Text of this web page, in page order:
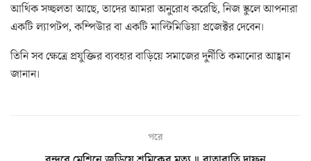
আর্থিক সচ্ছলতা আছে, তাদের আমরা অনুরোধ করেছি, নিজ স্কুলে আপনারা
একটি ল্যাপটপ, কম্পিউার বা একটি মাল্টিমিডিয়া প্রজেক্টর দেবেন।
তিনি সব ক্ষেত্রে প্রযুক্তির ব্যবহার বাড়িয়ে সমাজের দুর্নীতি কমানোর আহ্বান
জানান।
পরে